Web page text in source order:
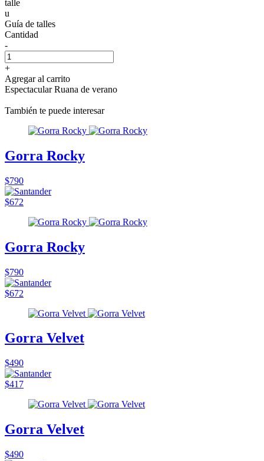
talle
u
Guía de talles
Cantidad
-
+
Agregar al carrito
Espectacular Ruana de verano
También te puede interesar
Gorra Rocky
$790
$672
Gorra Rocky
$790
$672
Gorra Velvet
$490
$417
Gorra Velvet
$490